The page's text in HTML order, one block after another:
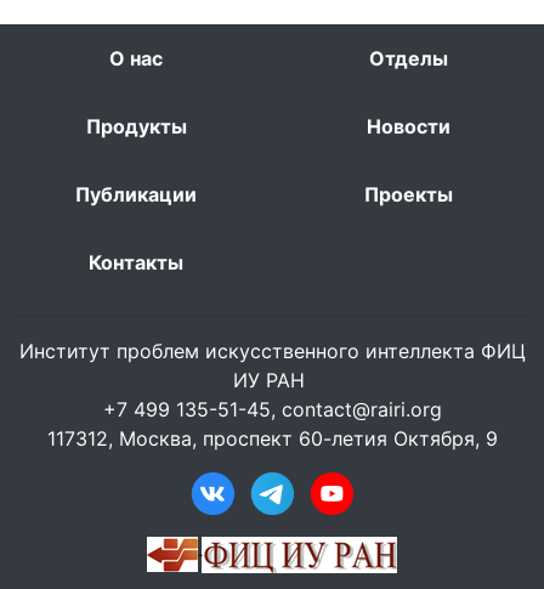
О нас Отделы
Продукты Новости
Публикации Проекты
Контакты
Институт проблем искусственного интеллекта ФИЦ
ИУ РАН
+7 499 135-51-45, contact@rairi.org
117312, Москва, проспект 60-летия Октября, 9